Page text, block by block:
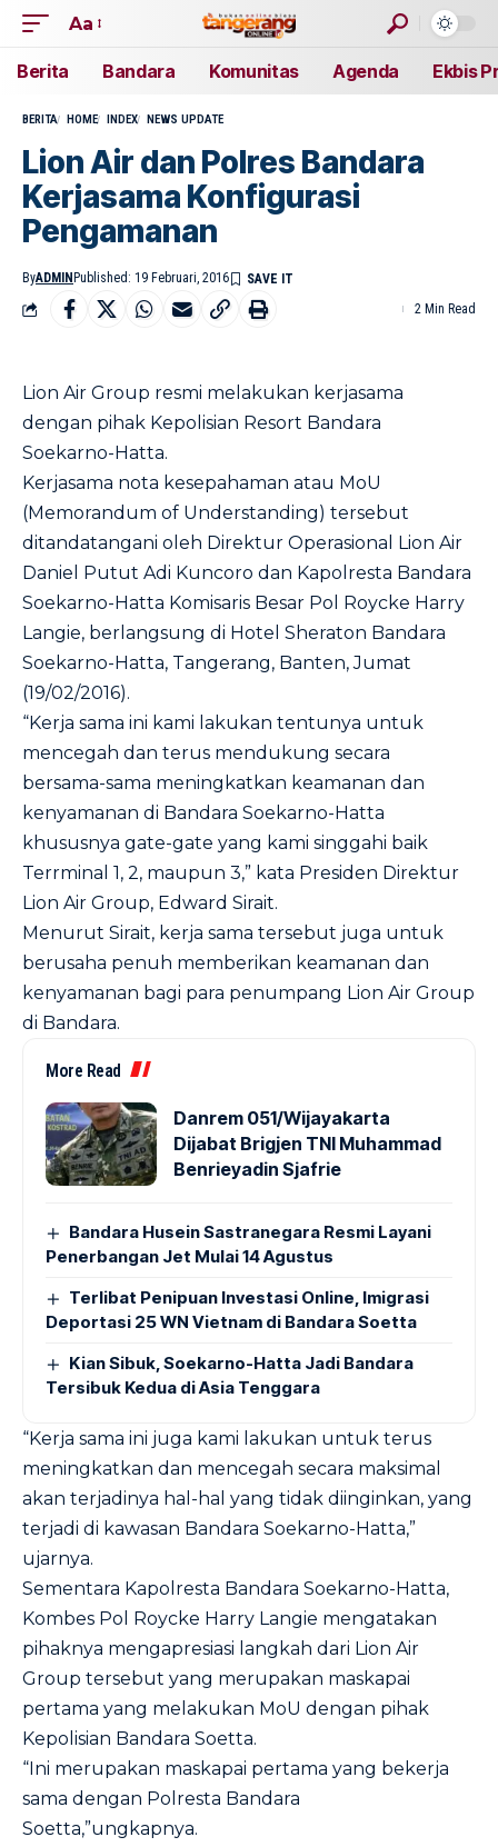
Aa
Berita Bandara Komunitas Agenda Ekbis
BERITA HOME INDEX NEWS UPDATE
Lion Air dan Polres Bandara
Kerjasama Konfigurasi
Pengamanan
ByADMIN Published: 19 Februari, 2016
2 Min Read
Lion Air Group resmi melakukan kerjasama
dengan pihak Kepolisian Resort Bandara
Soekarno-Hatta.
Kerjasama nota kesepahaman atau MoU
(Memorandum of Understanding) tersebut
ditandatangani oleh Direktur Operasional Lion Air
Daniel Putut Adi Kuncoro dan Kapolresta Bandara
Soekarno-Hatta Komisaris Besar Pol Roycke Harry
Langie, berlangsung di Hotel Sheraton Bandara
Soekarno-Hatta, Tangerang, Banten, Jumat
(19/02/2016).
“Kerja sama ini kami lakukan tentunya untuk
mencegah dan terus mendukung secara
bersama-sama meningkatkan keamanan dan
kenyamanan di Bandara Soekarno-Hatta
khususnya gate-gate yang kami singgahi baik
Terrminal 1, 2, maupun 3,” kata Presiden Direktur
Lion Air Group, Edward Sirait.
Menurut Sirait, kerja sama tersebut juga untuk
berusaha penuh memberikan keamanan dan
kenyamanan bagi para penumpang Lion Air Group
di Bandara.
More Read
Danrem 051/Wijayakarta
Dijabat Brigjen TNI Muhammad
Benrieyadin Sjafrie
Bandara Husein Sastranegara Resmi Layani
Penerbangan Jet Mulai 14 Agustus
Terlibat Penipuan Investasi Online, Imigrasi
Deportasi 25 WN Vietnam di Bandara Soetta
Kian Sibuk, Soekarno-Hatta Jadi Bandara
Tersibuk Kedua di Asia Tenggara
“Kerja sama ini juga kami lakukan untuk terus
meningkatkan dan mencegah secara maksimal
akan terjadinya hal-hal yang tidak diinginkan, yang
terjadi di kawasan Bandara Soekarno-Hatta,”
ujarnya.
Sementara Kapolresta Bandara Soekarno-Hatta,
Kombes Pol Roycke Harry Langie mengatakan
pihaknya mengapresiasi langkah dari Lion Air
Group tersebut yang merupakan maskapai
pertama yang melakukan MoU dengan pihak
Kepolisian Bandara Soetta.
“Ini merupakan maskapai pertama yang bekerja
sama dengan Polresta Bandara
Soetta,”ungkapnya.